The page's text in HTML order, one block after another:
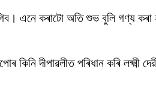
এনে কৰাটো অতি শুভ বুলি গণ্য
কিনি দীপাৱলীত পৰিধান কৰি লক্ষ্মী